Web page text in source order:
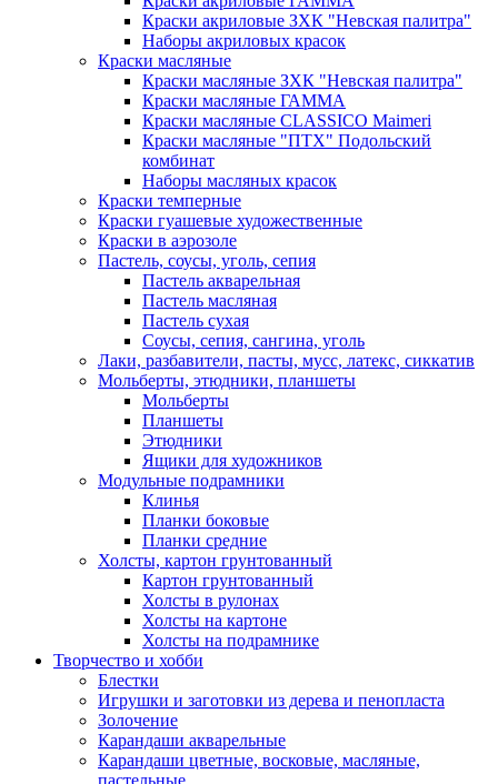
Краски акриловые ЗХК "Невская палитра"
Наборы акриловых красок
Краски масляные
Краски масляные ЗХК "Невская палитра"
Краски масляные ГАММА
Краски масляные CLASSICO Maimeri
Краски масляные "ПТХ" Подольский
комбинат
Наборы масляных красок
Краски темперные
Краски гуашевые художественные
Краски в аэрозоле
Пастель, соусы, уголь, сепия
Пастель акварельная
Пастель масляная
Пастель сухая
Соусы, сепия, сангина, уголь
Лаки, разбавители, пасты, мусс, латекс, сиккатив
Мольберты, этюдники, планшеты
Мольберты
Планшеты
Этюдники
Ящики для художников
Модульные подрамники
Клинья
Планки боковые
Планки средние
Холсты, картон грунтованный
Картон грунтованный
Холсты в рулонах
Холсты на картоне
Холсты на подрамнике
Творчество и хобби
Блестки
Игрушки и заготовки из дерева и пенопласта
Золочение
Карандаши акварельные
Карандаши цветные, восковые, масляные,
пастельные